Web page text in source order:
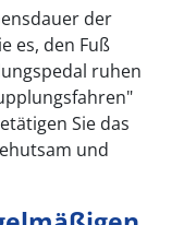
der
es, den Fuß
ruhen
Sie das
und